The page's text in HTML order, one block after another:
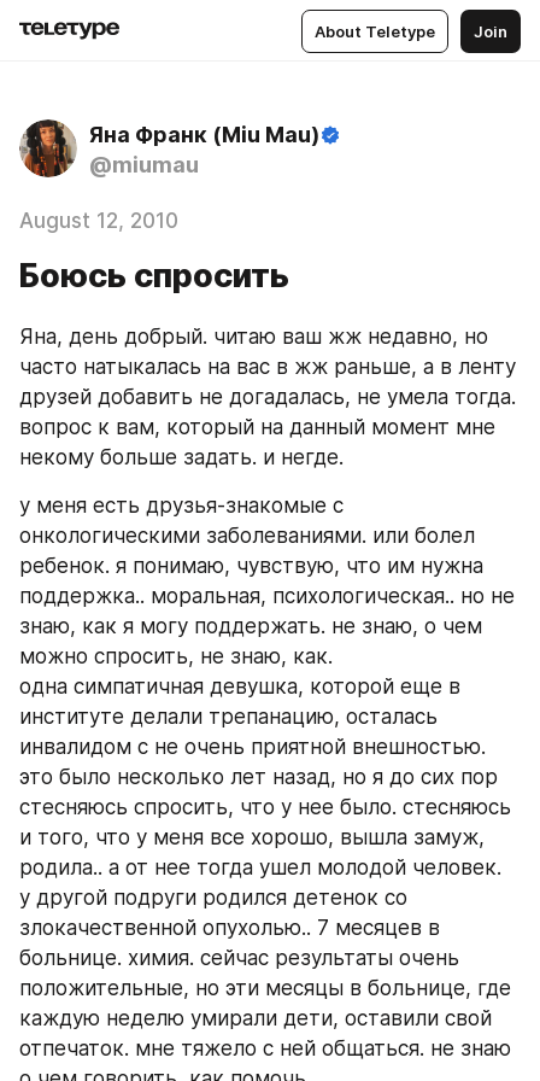
About Teletype Join
Яна Франк (Miu Mau)
@miumau
August 12, 2010
Боюсь спросить
Яна, день добрый. читаю ваш жж недавно, но
часто натыкалась на вас в жж раньше, а в ленту
друзей добавить не догадалась, не умела тогда.
вопрос к вам, который на данный момент мне
некому больше задать. и негде.
у меня есть друзья-знакомые с
онкологическими заболеваниями. или болел
ребенок. я понимаю, чувствую, что им нужна
поддержка.. моральная, психологическая.. но не
знаю, как я могу поддержать. не знаю, о чем
можно спросить, не знаю, как.
одна симпатичная девушка, которой еще в
институте делали трепанацию, осталась
инвалидом с не очень приятной внешностью.
это было несколько лет назад, но я до сих пор
стесняюсь спросить, что у нее было. стесняюсь
и того, что у меня все хорошо, вышла замуж,
родила.. а от нее тогда ушел молодой человек.
у другой подруги родился детенок со
злокачественной опухолью.. 7 месяцев в
больнице. химия. сейчас результаты очень
положительные, но эти месяцы в больнице, где
каждую неделю умирали дети, оставили свой
отпечаток. мне тяжело с ней общаться. не знаю